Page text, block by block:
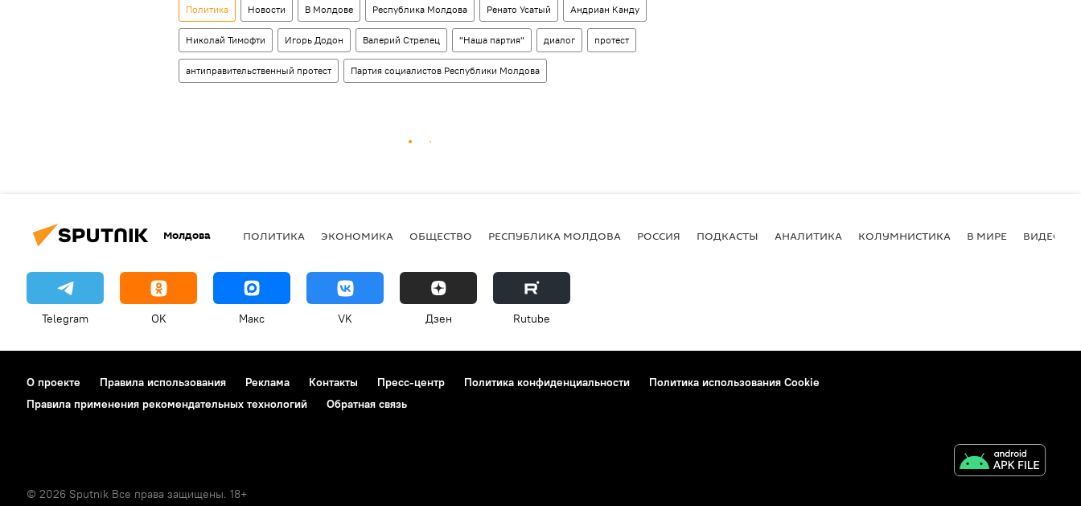
Политика Новости В Молдове Республика Молдова Ренато Усатый Андриан Канду
Николай Тимофти Игорь Додон Валерий Стрелец "Наша партия" диалог протест
антиправительственный протест Партия социалистов Республики Молдова
Молдова ПОЛИТИКА ЭКОНОМИКА ОБЩЕСТВО РЕСПУБЛИКА МОЛДОВА РОССИЯ ПОДКАСТЫ АНАЛИТИКА КОЛУМНИСТИКА В МИРЕ ВИДЕО
Telegram OK Макс VK Дзен Rutube
О проекте Правила использования Реклама Контакты Пресс-центр Политика конфиденциальности
Политика использования Cookie
Правила применения рекомендательных технологий
Обратная связь
© 2026 Sputnik Все права защищены. 18+